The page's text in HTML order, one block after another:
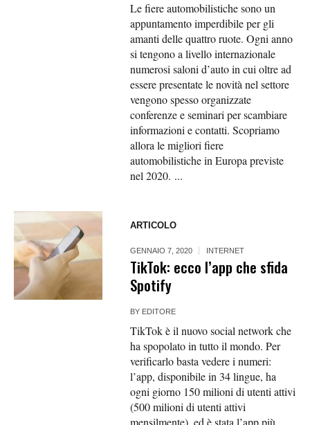
Le fiere automobilistiche sono un
appuntamento imperdibile per gli
amanti delle quattro ruote. Ogni anno
si tengono a livello internazionale
numerosi saloni d’auto in cui oltre ad
essere presentate le novità nel settore
vengono spesso organizzate
conferenze e seminari per scambiare
informazioni e contatti. Scopriamo
allora le migliori fiere
automobilistiche in Europa previste
nel 2020. ...
ARTICOLO
GENNAIO 7, 2020 INTERNET
TikTok: ecco l’app che sfida
Spotify
BY EDITORE
TikTok è il nuovo social network che
ha spopolato in tutto il mondo. Per
verificarlo basta vedere i numeri:
l’app, disponibile in 34 lingue, ha
ogni giorno 150 milioni di utenti attivi
(500 milioni di utenti attivi
mensilmente), ed è stata l’app più